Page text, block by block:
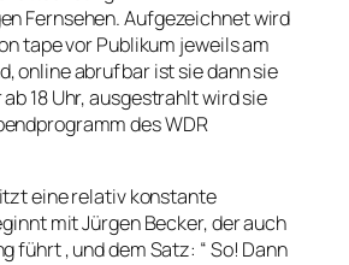
Fernsehen. Aufgezeichnet wird
tape vor Publikum jeweils am
online abrufbar ist sie dann sie
18 Uhr, ausgestrahlt wird sie
des WDR
eine relativ konstante
mit Jürgen Becker, der auch
führt , und dem Satz: “ So! Dann